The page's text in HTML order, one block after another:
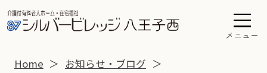
メニュー
Home
お知らせ・ブログ